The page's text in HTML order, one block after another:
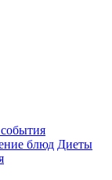
блюд Диеты